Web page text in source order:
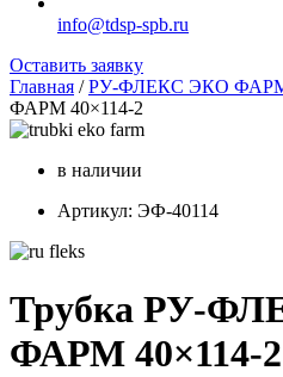
info@tdsp-spb.ru
Оставить заявку
Главная /РУ-ФЛЕКС ЭКО
ФАРМ 40×114-2
в наличии
Артикул: ЭФ-40114
Трубка РУ-
ФАРМ 40×114-2